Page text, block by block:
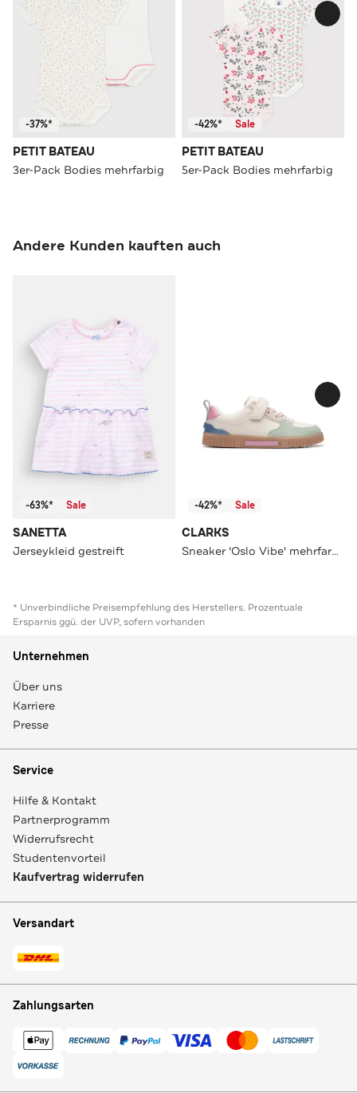
-37%*
PETIT BATEAU
3er-Pack Bodies mehrfarbig
-42%* Sale
PETIT BATEAU
5er-Pack Bodies mehrfarbig
Andere Kunden kauften auch
-63%* Sale
SANETTA
Jerseykleid gestreift
-42%* Sale
CLARKS
Sneaker 'Oslo Vibe' mehrfarbig
* Unverbindliche Preisempfehlung des Herstellers. Prozentuale
Ersparnis ggü. der UVP, sofern vorhanden
Unternehmen
Über uns
Karriere
Presse
Service
Hilfe & Kontakt
Partnerprogramm
Widerrufsrecht
Studentenvorteil
Kaufvertrag widerrufen
Versandart
Zahlungsarten